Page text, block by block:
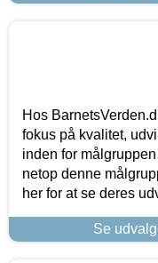
Hos
fokus på kvalitet,
inden for
netop denne
her for at se deres
Se